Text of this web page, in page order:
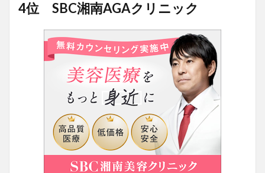
4位 SBC湘南AGAクリニック